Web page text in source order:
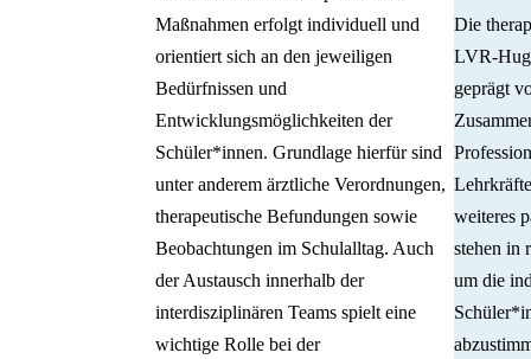
Maßnahmen erfolgt individuell und
orientiert sich an den jeweiligen
Bedürfnissen und
Entwicklungsmöglichkeiten der
Schüler*innen. Grundlage hierfür sind
unter anderem ärztliche Verordnungen,
therapeutische Befundungen sowie
Beobachtungen im Schulalltag. Auch
der Austausch innerhalb der
interdisziplinären Teams spielt eine
wichtige Rolle bei der
Die
LVR-
geprägt
weiteres
stehen in
um die